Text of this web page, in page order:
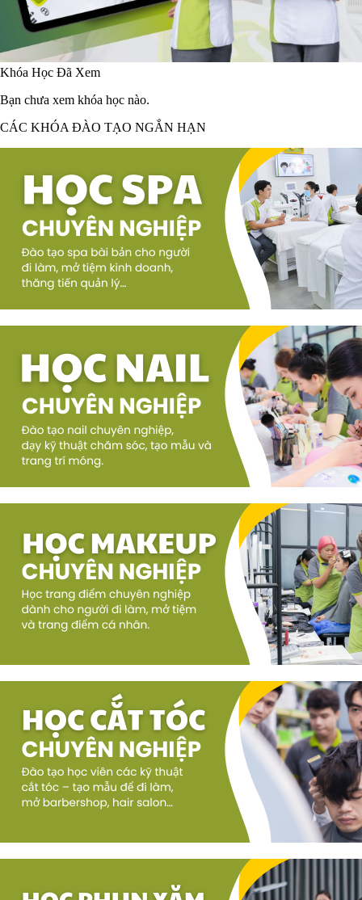
Khóa Học Đã Xem
Bạn chưa xem khóa học nào.
CÁC KHÓA ĐÀO TẠO NGẮN HẠN